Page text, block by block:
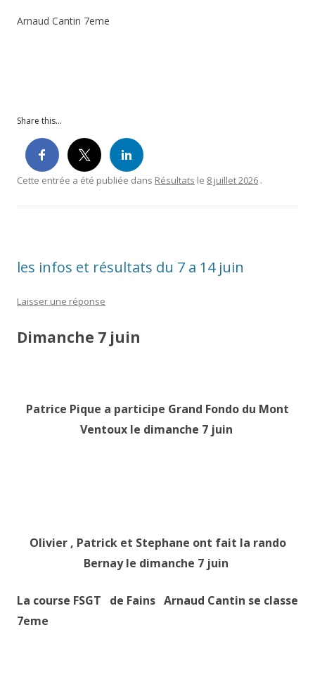
Arnaud Cantin 7eme
Share this...
Cette entrée a été publiée dans Résultats le 8 juillet 2026 .
les infos et résultats du 7 a 14 juin
Laisser une réponse
Dimanche 7 juin
Patrice Pique a participe Grand Fondo du Mont
Ventoux le dimanche 7 juin
Olivier , Patrick et Stephane ont fait la rando
Bernay le dimanche 7 juin
La course FSGT de Fains Arnaud Cantin se classe
7eme